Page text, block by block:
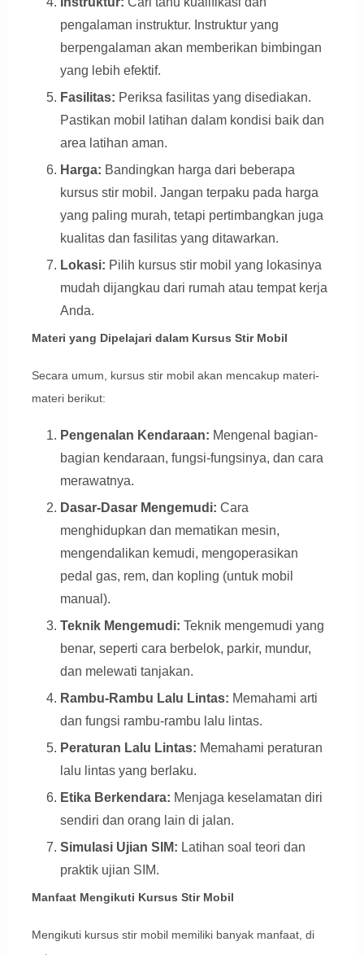
pengalaman instruktur. Instruktur yang
berpengalaman akan memberikan bimbingan
yang lebih efektif.
Fasilitas: Periksa fasilitas yang disediakan.
Pastikan mobil latihan dalam kondisi baik dan
area latihan aman.
Harga: Bandingkan harga dari beberapa
kursus stir mobil. Jangan terpaku pada harga
yang paling murah, tetapi pertimbangkan juga
kualitas dan fasilitas yang ditawarkan.
Lokasi: Pilih kursus stir mobil yang lokasinya
mudah dijangkau dari rumah atau tempat kerja
Anda.
Materi yang Dipelajari dalam Kursus Stir Mobil
Secara umum, kursus stir mobil akan mencakup materi-
materi berikut:
Pengenalan Kendaraan: Mengenal bagian-
bagian kendaraan, fungsi-fungsinya, dan cara
merawatnya.
Dasar-Dasar Mengemudi: Cara
menghidupkan dan mematikan mesin,
mengendalikan kemudi, mengoperasikan
pedal gas, rem, dan kopling (untuk mobil
manual).
Teknik Mengemudi: Teknik mengemudi yang
benar, seperti cara berbelok, parkir, mundur,
dan melewati tanjakan.
Rambu-Rambu Lalu Lintas: Memahami arti
dan fungsi rambu-rambu lalu lintas.
Peraturan Lalu Lintas: Memahami peraturan
lalu lintas yang berlaku.
Etika Berkendara: Menjaga keselamatan diri
sendiri dan orang lain di jalan.
Simulasi Ujian SIM: Latihan soal teori dan
praktik ujian SIM.
Manfaat Mengikuti Kursus Stir Mobil
Mengikuti kursus stir mobil memiliki banyak manfaat, di